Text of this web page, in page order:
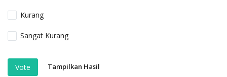
Kurang
Sangat Kurang
Vote Tampilkan Hasil